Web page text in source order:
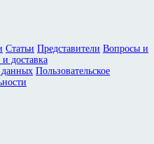
Статьи Представители Вопросы и
доставка
данных Пользовательское